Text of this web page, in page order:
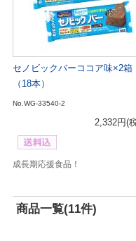
セノビックバーココア味×2箱
（18本）
No.WG-33540-2
2,332円(
成長期応援食品！
商品一覧(11件)